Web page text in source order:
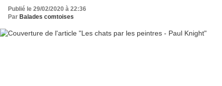
Publié le 29/02/2020 à 22:36
Par Balades comtoises